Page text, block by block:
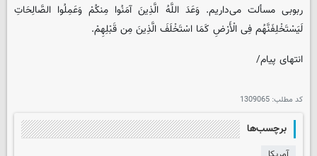
ربوبی مسألت می‌داریم. وَعَدَ اللَّهُ الَّذِینَ آمَنُوا مِنکُمْ وَعَمِلُوا الصَّالِحَاتِ
لَیَسْتَخْلِفَنَّهُم فِی الْأَرْضِ کَمَا اسْتَخْلَفَ الَّذِینَ مِن قَبْلِهِمْ.
انتهای پیام/
کد مطلب: 1309065
برچسب‌ها